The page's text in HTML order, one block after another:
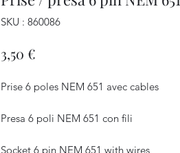
SKU : 860086
3,50 €
Prise 6 poles NEM 651 avec cables
Presa 6 poli NEM 651 con fili
Socket 6 pin NEM 651 with wires